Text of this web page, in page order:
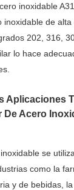
inoxidable
inoxidable de alta
202, 316,
lo hace
Aplicaciones
De Acero
se utiliza
como la
y de bebidas,